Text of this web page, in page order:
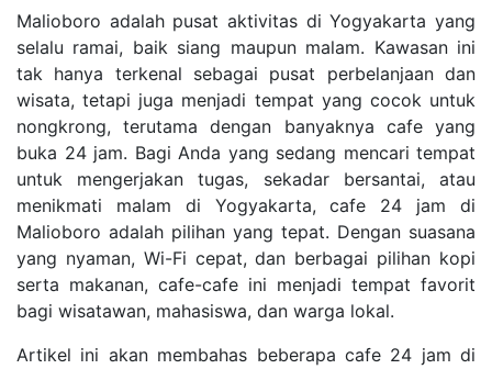
Malioboro adalah pusat aktivitas di Yogyakarta yang
selalu ramai, baik siang maupun malam. Kawasan ini
tak hanya terkenal sebagai pusat perbelanjaan dan
wisata, tetapi juga menjadi tempat yang cocok untuk
nongkrong, terutama dengan banyaknya cafe yang
buka 24 jam. Bagi Anda yang sedang mencari tempat
untuk mengerjakan tugas, sekadar bersantai, atau
menikmati malam di Yogyakarta, cafe 24 jam di
Malioboro adalah pilihan yang tepat. Dengan suasana
yang nyaman, Wi-Fi cepat, dan berbagai pilihan kopi
serta makanan, cafe-cafe ini menjadi tempat favorit
bagi wisatawan, mahasiswa, dan warga lokal.
Artikel ini akan membahas beberapa cafe 24 jam di